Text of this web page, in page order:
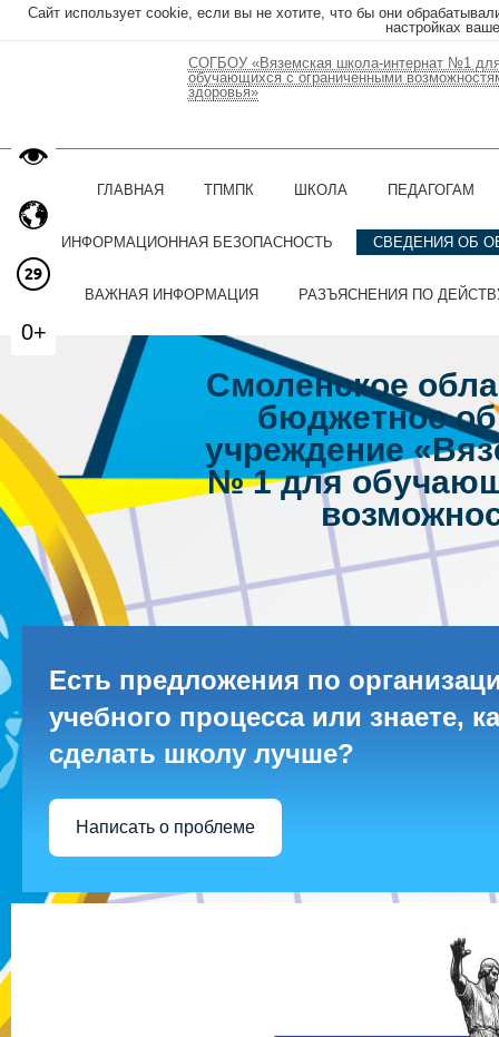
Сайт использует cookie, если вы не хотите, что бы они
настройках
СОГБОУ «Вяземская школа-интернат №1
обучающихся с ограниченными
здоровья»
ГЛАВНАЯ ТПМПК ШКОЛА ПЕДАГОГАМ
ИНФОРМАЦИОННАЯ БЕЗОПАСНОСТЬ СВЕДЕНИЯ ОБ
ВАЖНАЯ ИНФОРМАЦИЯ РАЗЪЯСНЕНИЯ ПО
Смоленское
бюджетное
учреждение
№ 1 для
Есть предложения по
учебного процесса или знаете,
сделать школу лучше?
Написать о проблеме
0+